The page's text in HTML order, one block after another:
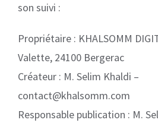
son suivi :
Propriétaire : KHALSOMM
Valette, 24100 Bergerac
Créateur : M. Selim Khaldi –
contact@khalsomm.com
Responsable publication : M.